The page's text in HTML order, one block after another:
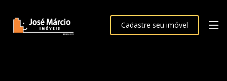
Cadastre seu imóvel